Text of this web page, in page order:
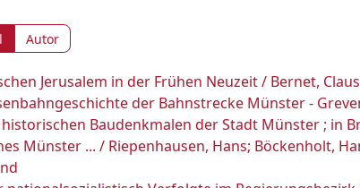
Autor
Jerusalem in der Frühen Neuzeit / Bernet,
der Bahnstrecke Münster -
Baudenkmalen der Stadt Münster ; in
Münster ... / Riepenhausen, Hans; Böckenholt,